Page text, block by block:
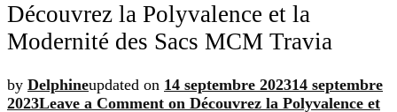
Découvrez la Polyvalence et la
Modernité des Sacs MCM Travia
by Delphineupdated on 14 septembre 202314 septembre
2023Leave a Comment on Découvrez la Polyvalence et